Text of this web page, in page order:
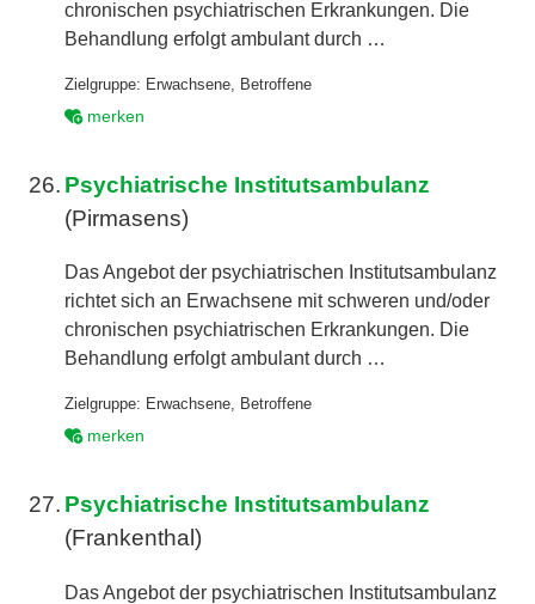
chronischen psychiatrischen Erkrankungen. Die
Behandlung erfolgt ambulant durch …
Zielgruppe: Erwachsene Betroffene
merken
26. Psychiatrische Institutsambulanz
(Pirmasens)
Das Angebot der psychiatrischen Institutsambulanz
richtet sich an Erwachsene mit schweren und/oder
chronischen psychiatrischen Erkrankungen. Die
Behandlung erfolgt ambulant durch …
Zielgruppe: Erwachsene, Betroffene
merken
27. Psychiatrische Institutsambulanz
(Frankenthal)
Das Angebot der psychiatrischen Institutsambulanz